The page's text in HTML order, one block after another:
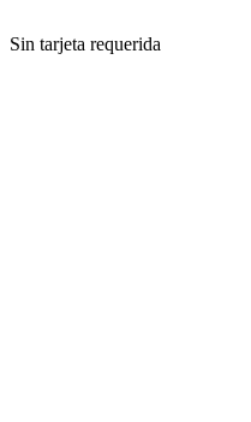
Sin tarjeta requerida